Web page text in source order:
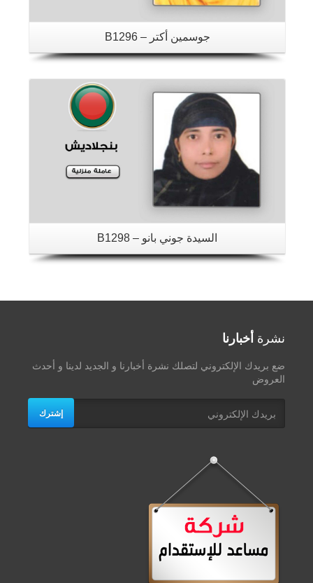
جوسمين أكتر – B1296
السيدة جوني بانو – B1298
نشرة أخبارنا
ضع بريدك الإلكتروني لتصلك نشرة أخبارنا و الجديد لدينا و أحدث
العروض
إشترك